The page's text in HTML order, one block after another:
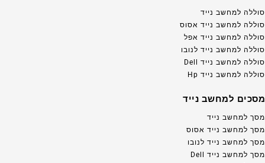
סוללה למחשב נייד
סוללה למחשב נייד אסוס
סוללה למחשב נייד אפל
סוללה למחשב נייד לנובו
סוללה למחשב נייד Dell
סוללה למחשב נייד Hp
מסכים למחשב נייד
מסך למחשב נייד
מסך למחשב נייד אסוס
מסך למחשב נייד לנובו
מסך למחשב נייד Dell